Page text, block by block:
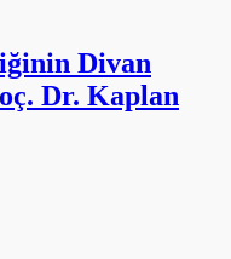
Divan
Dr. Kaplan